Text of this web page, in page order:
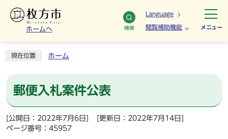
ホームへ 検索
Language
閲覧補助機能 メニュー
現在位置 ホーム
郵便入札案件公表
[公開日：2022年7月6日]
[更新日：2022年7月14日]
ページ番号：45957